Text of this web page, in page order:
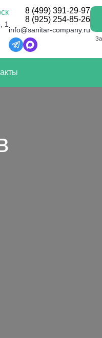
1
8 (499) 391-29-97
8 (925) 254-85-26
info@sanitar-company.ru